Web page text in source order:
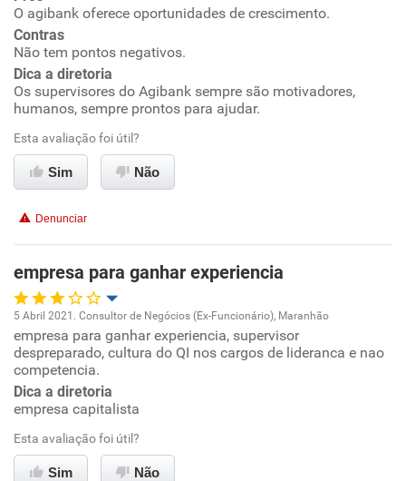
Conciliação com a vida familiar
Benefícios
O agibank oferece oportunidades de crescimento.
Contras
Não tem pontos negativos.
Dica a diretoria
Os supervisores do Agibank sempre são motivadores,
humanos, sempre prontos para ajudar.
Esta avaliação foi útil?
Sim Não
Denunciar
empresa para ganhar experiencia
Oportunidade de promoção
Ambiente de trabalho
Benefícios
5 Abril 2021. Consultor de Negócios (Ex-Funcionário), Maranhão
empresa para ganhar experiencia, supervisor
despreparado, cultura do QI nos cargos de lideranca e nao
competencia.
Dica a diretoria
empresa capitalista
Esta avaliação foi útil?
Sim Não